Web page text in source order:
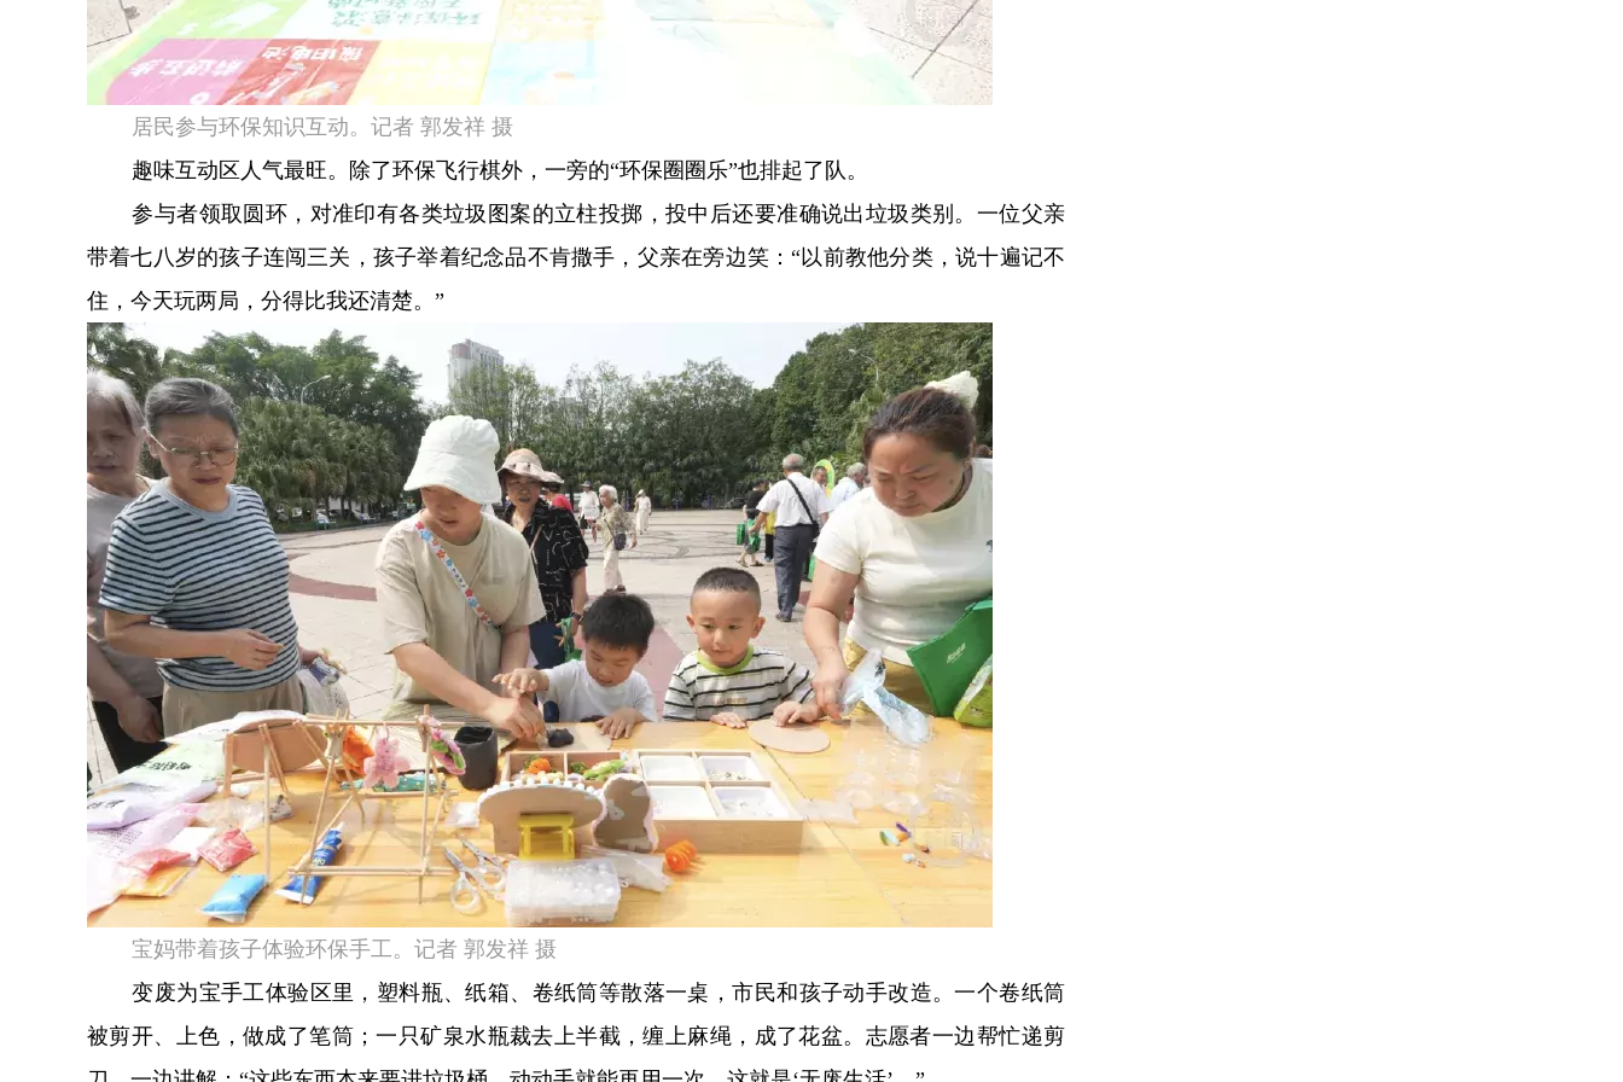
居民参与环保知识互动。记者 郭发祥 摄
趣味互动区人气最旺。除了环保飞行棋外，一旁的“环保圈圈乐”也排起了队。
参与者领取圆环，对准印有各类垃圾图案的立柱投掷，投中后还要准确说出垃圾类别。一位父亲
带着七八岁的孩子连闯三关，孩子举着纪念品不肯撒手，父亲在旁边笑：“以前教他分类，说十遍记不
住，今天玩两局，分得比我还清楚。”
宝妈带着孩子体验环保手工。记者 郭发祥 摄
变废为宝手工体验区里，塑料瓶、纸箱、卷纸筒等散落一桌，市民和孩子动手改造。一个卷纸筒
被剪开、上色，做成了笔筒；一只矿泉水瓶裁去上半截，缠上麻绳，成了花盆。志愿者一边帮忙递剪